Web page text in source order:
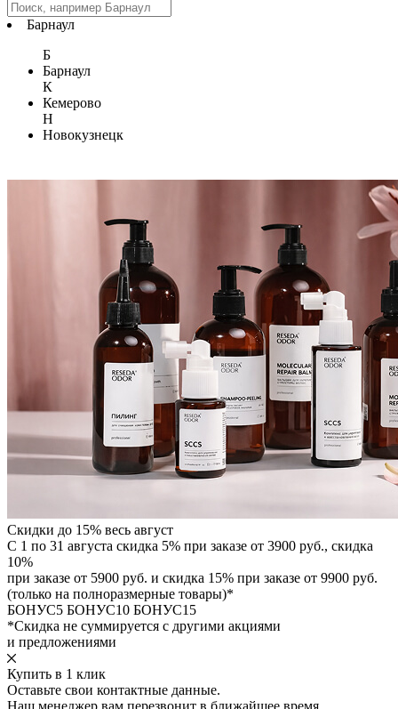
Барнаул
Б
Барнаул
К
Кемерово
Н
Новокузнецк
Скидки до 15% весь август
С 1 по 31 августа скидка 5% при заказе от 3900 руб., скидка
10%
при заказе от 5900 руб. и скидка 15% при заказе от 9900 руб.
(только на полноразмерные товары)*
БОНУС5 БОНУС10 БОНУС15
*Скидка не суммируется с другими акциями
и предложениями
Купить в 1 клик
Оставьте свои контактные данные.
Наш менеджер вам перезвонит в ближайшее время